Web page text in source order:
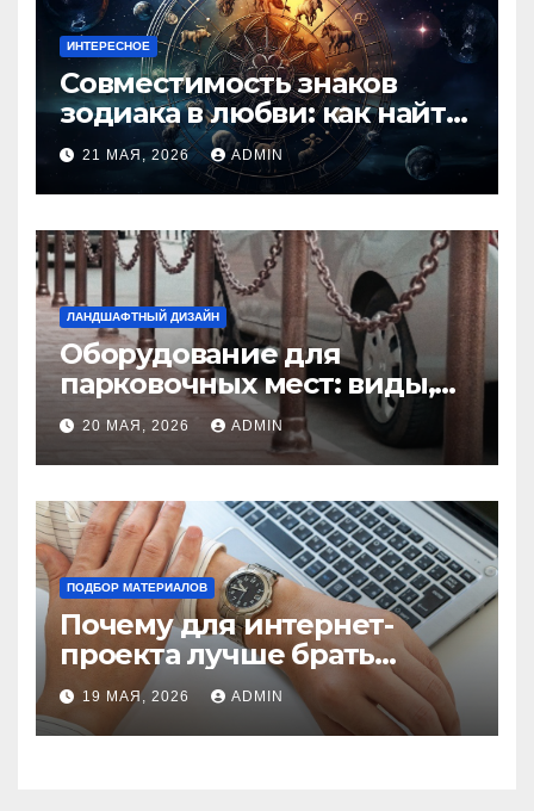
ИНТЕРЕСНОЕ
Совместимость знаков
зодиака в любви: как найти
идеальную пару и
избежать конфликтов
21 МАЯ, 2026 ADMIN
ЛАНДШАФТНЫЙ ДИЗАЙН
Оборудование для
парковочных мест: виды,
функции и нормы
установки
20 МАЯ, 2026 ADMIN
ПОДБОР МАТЕРИАЛОВ
Почему для интернет-
проекта лучше брать
отдельный сервер:
преимущества и ключевые
аспекты
19 МАЯ, 2026 ADMIN